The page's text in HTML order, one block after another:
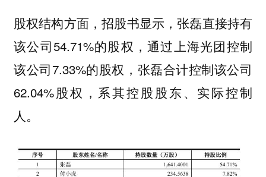
股权结构方面 ，招股书显示，张磊直接持有
该公司54.71%的股权，通过上海光团控制
该公司7.33%的股权，张磊合计控制该公司
62.04%股权，系其控股股东、实际控制
人。